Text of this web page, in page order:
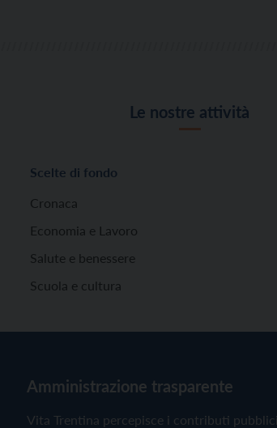
Le nostre attività
Scelte di fondo
Cronaca
Economia e Lavoro
Salute e benessere
Scuola e cultura
Amministrazione trasparente
Vita Trentina percepisce i contributi